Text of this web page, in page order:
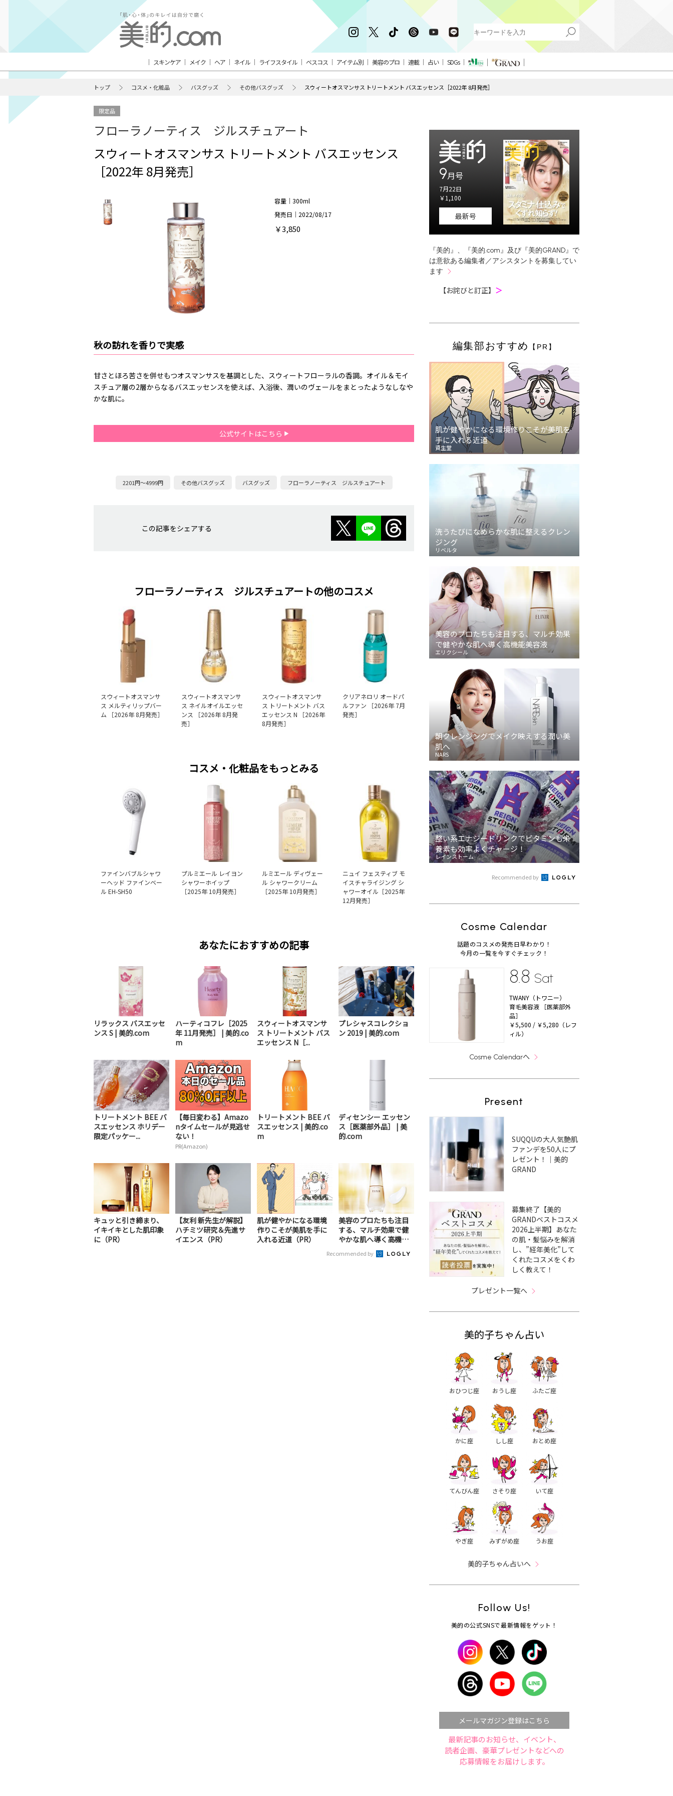
スキンケア メイク ヘア ネイル ライフスタイル ベスコス アイテム別 美容のプロ 連載 占い SDGs
トップ コスメ・化粧品 バスグッズ その他バスグッズ スウィートオスマンサス トリートメント バスエッセンス［2022年 8月発売］
限定品
フローラノーティス ジルスチュアート
スウィートオスマンサス トリートメント バスエッセンス
［2022年 8月発売］
容量｜300ml
発売日｜2022/08/17
￥3,850
秋の訪れを香りで実感
甘さとほろ苦さを併せもつオスマンサスを基調とした、スウィートフローラルの香調。オイル＆モイ
スチュア層の2層からなるバスエッセンスを使えば、入浴後、潤いのヴェールをまとったようなしなや
かな肌に。
公式サイトはこちら
2201円～4999円 その他バスグッズ バスグッズ フローラノーティス ジルスチュアート
この記事をシェアする
フローラノーティス ジルスチュアートの他のコスメ
スウィートオスマンサ
ス メルティリップバー
ム ［2026年 8月発売］
スウィートオスマンサ
ス ネイルオイルエッセ
ンス ［2026年 8月発
売］
スウィートオスマンサ
ス トリートメント バス
エッセンス N ［2026年
8月発売］
クリアネロリ オードパ
ルファン ［2026年 7月
発売］
コスメ・化粧品をもっとみる
ファインバブルシャワ
ーヘッド ファインベー
ル EH-SH50
プルミエール レイヨン
シャワーホイップ
［2025年 10月発売］
ルミエール ディヴェー
ル シャワークリーム
［2025年 10月発売］
ニュイ フェスティブ モ
イスチャライジング シ
ャワーオイル［2025年
12月発売］
あなたにおすすめの記事
リラックス バスエッセ
ンス S | 美的.com
ハーティコフレ［2025
年 11月発売］ | 美的.co
m
スウィートオスマンサ
ス トリートメント バス
エッセンス N［...
プレシャスコレクショ
ン 2019 | 美的.com
トリートメント BEE バ
スエッセンス ホリデー
限定パッケー...
【毎日変わる】Amazo
nタイムセールが見逃せ
ない！
PR(Amazon)
トリートメント BEE バ
スエッセンス | 美的.co
m
ディセンシー エッセン
ス［医薬部外品］ | 美
的.com
キュッと引き締まり、
イキイキとした肌印象
に（PR）
【友利 新先生が解説】
ハチミツ研究＆先進サ
イエンス（PR）
肌が健やかになる環境
作りこそが美肌を手に
入れる近道（PR）
美容のプロたちも注目
する、マルチ効果で健
やかな肌へ導く高機能
美容液（PR）
Recommended by
9月号
7月22日
￥1,100
最新号
『美的』、『美的.com』及び『美的GRAND』で
は意欲ある編集者／アシスタントを募集してい
ます
【お詫びと訂正】 ＞
編集部おすすめ 【PR】
肌が健やかになる環境作りこそが美肌を
手に入れる近道
資生堂
洗うたびになめらかな肌に整えるクレン
ジング
リベルタ
美容のプロたちも注目する、マルチ効果
で健やかな肌へ導く高機能美容液
エリクシール
朝クレンジングでメイク映えする潤い美
肌へ
NARS
整い系エナジードリンクでビタミンも栄
養素も効率よくチャージ！
レインストーム
Recommended by
Cosme Calendar
話題のコスメの発売日早わかり！
今月の一覧を今すぐチェック！
8.8 Sat
TWANY（トワニー）
育毛美容液 ［医薬部外
品］
￥5,500 / ￥5,280（レフ
ィル）
Cosme Calendarへ
Present
SUQQUの大人気艶肌
ファンデを50人にプ
レゼント！｜美的
GRAND
募集終了【美的
GRANDベストコスメ
2026上半期】あなた
の肌・髪悩みを解消
し、”経年美化”して
くれたコスメをくわ
しく教えて！
プレゼント一覧へ
美的子ちゃん占い
おひつじ座 おうし座 ふたご座
かに座 しし座 おとめ座
てんびん座 さそり座 いて座
やぎ座 みずがめ座 うお座
美的子ちゃん占いへ
Follow Us!
美的の公式SNSで最新情報をゲット！
メールマガジン登録はこちら
最新記事のお知らせ、イベント、
読者企画、豪華プレゼントなどへの
応募情報をお届けします。